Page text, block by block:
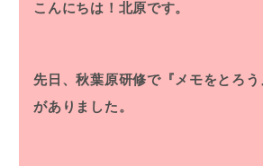
こんにちは！北原です。
先日、秋葉原研修で『メモをとろ
がありました。